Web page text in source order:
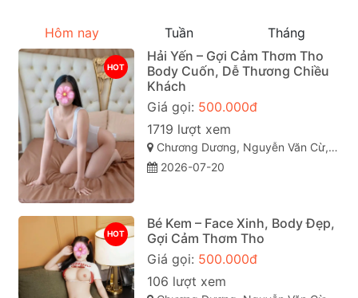
Hôm nay Tuần Tháng
HOT
Hải Yến – Gợi Cảm Thơm Tho
Body Cuốn, Dễ Thương Chiều
Khách
Giá gọi: 500.000đ
1719 lượt xem
Chương Dương, Nguyễn Văn Cừ, Quy Nhơn, Bình Định
2026-07-20
HOT
Bé Kem – Face Xinh, Body Đẹp,
Gợi Cảm Thơm Tho
Giá gọi: 500.000đ
106 lượt xem